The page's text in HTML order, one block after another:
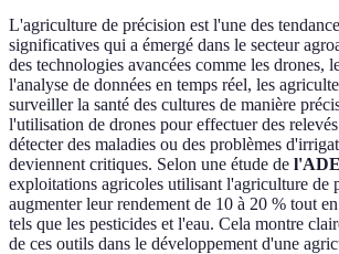
L'agriculture de précision est l'une des
significatives qui a émergé dans le secteur
des technologies avancées comme les drones,
l'analyse de données en temps réel, les
surveiller la santé des cultures de manière
l'utilisation de drones pour effectuer des
détecter des maladies ou des problèmes
deviennent critiques. Selon une étude de
exploitations agricoles utilisant l'agriculture de
augmenter leur rendement de 10 à 20 % tout
tels que les pesticides et l'eau. Cela montre
de ces outils dans le développement d'une